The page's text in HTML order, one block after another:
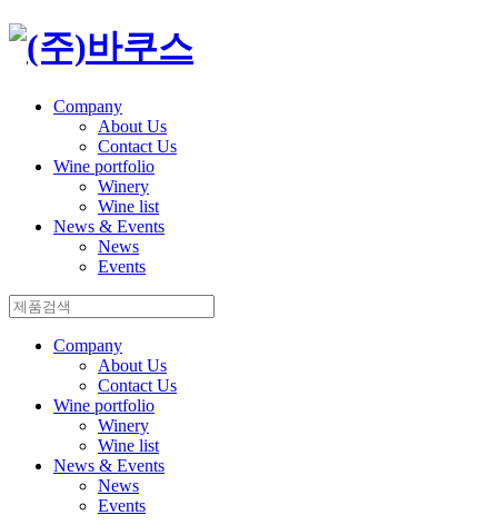
Company
About Us
Contact Us
Wine portfolio
Winery
Wine list
News & Events
News
Events
Company
About Us
Contact Us
Wine portfolio
Winery
Wine list
News & Events
News
Events